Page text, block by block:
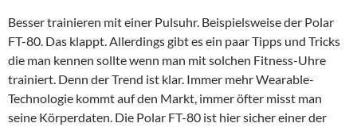
Besser trainieren mit einer Pulsuhr. Beispielsweise der Polar
FT-80. Das klappt. Allerdings gibt es ein paar Tipps und Tricks
die man kennen sollte wenn man mit solchen Fitness-Uhre
trainiert. Denn der Trend ist klar. Immer mehr Wearable-
Technologie kommt auf den Markt, immer öfter misst man
seine Körperdaten. Die Polar FT-80 ist hier sicher einer der